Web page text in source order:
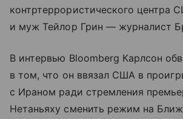
контртеррористического центра
и муж Тейлор Грин — журналист
В интервью Bloomberg Карлсон
в том, что он ввязал США в
с Ираном ради стремления
Нетаньяху сменить режим на